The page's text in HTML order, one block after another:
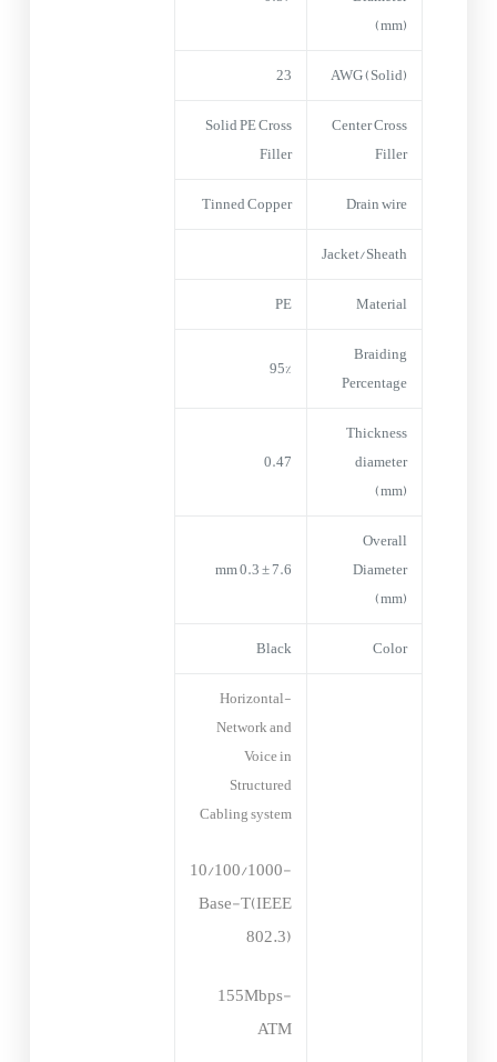
(mm)
AWG (Solid)
23
Center Cross
Filler
Solid PE Cross
Filler
Drain wire
Tinned Copper
Jacket/Sheath
Material
PE
Braiding
Percentage
95%
Thickness
diameter
(mm)
0.47
Overall
Diameter
(mm)
7.6 ± 0.3 mm
Color
Black
-Horizontal
Network and
Voice in
Structured
Cabling system
-10/100/1000
Base-T(IEEE
802.3)
-155Mbps
ATM